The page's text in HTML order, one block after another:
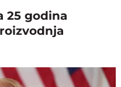
25 godina